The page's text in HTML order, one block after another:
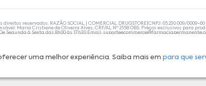
uma melhor experiência. Saiba mais empara que
reservados. RAZÃO SOCIAL | COMERCIAL DRUGSTORE|CNPJ: 05.230.009/0009-
Maria Cristiene de Oliveira Alves, CRF/AL Nº 2558 OBS: Preços exclusivos para
Segunda à Sexta das 8h00 às 17h30 Email:
de forma alguma, substituem as orientações de um profissional da área médica.
adequado. Se os sintomas persistirem, um médico deve ser consultado. A
que você possa realizar suas compras com tranquilidade. A privacidade e a
estão sujeitos à confirmação da disponibilidade de produto em nosso estoque.